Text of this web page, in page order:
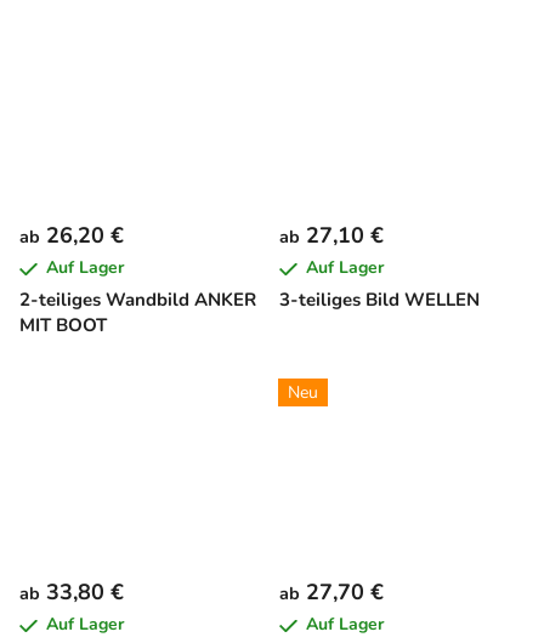
2-teiliges Wandbild ANKER
MIT BOOT
ab 26,20 €
Auf Lager
3-teiliges Bild WELLEN
ab 27,10 €
Auf Lager
ab 33,80 €
Auf Lager
Neu
ab 27,70 €
Auf Lager